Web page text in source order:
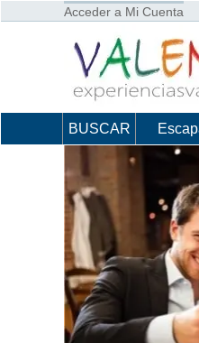
Acceder a Mi Cuenta
BUSCAR